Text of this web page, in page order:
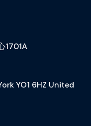
1701A
YO1 6HZ United